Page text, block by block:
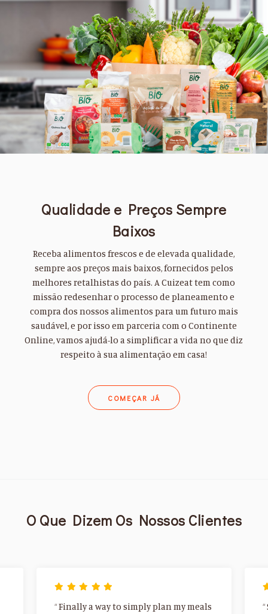
Qualidade e Preços Sempre
Baixos
Receba alimentos frescos e de elevada qualidade,
sempre aos preços mais baixos, fornecidos pelos
melhores retalhistas do país. A Cuizeat tem como
missão redesenhar o processo de planeamento e
compra dos nossos alimentos para um futuro mais
saudável, e por isso em parceria com o Continente
Online, vamos ajudá-lo a simplificar a vida no que diz
respeito à sua alimentação em casa!
COMEÇAR JÁ
O Que Dizem Os Nossos Clientes
Finally a way to simply plan my meals